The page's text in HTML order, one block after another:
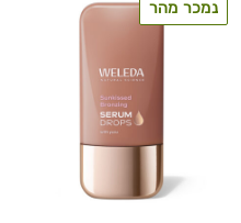
נמכר מהר